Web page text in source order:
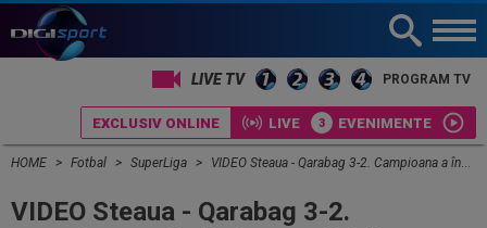
PROGRAM TV
EXCLUSIV ONLINE LIVE EVENIMENTE
HOME Fotbal SuperLiga VIDEO Steaua - Qarabag 3-2. Campioana a încheiat pregătirile cu o victorie
VIDEO Steaua - Qarabag 3-2.